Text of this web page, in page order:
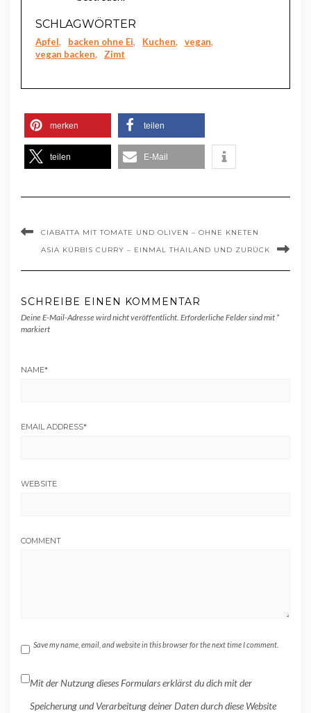
SCHLAGWÖRTER
Apfel, backen ohne Ei, Kuchen, vegan,
vegan backen, Zimt
merken teilen
teilen E-Mail
CIABATTA MIT TOMATE UND OLIVEN – OHNE KNETEN
ASIA KÜRBIS CURRY – EINMAL THAILAND UND ZURÜCK
SCHREIBE EINEN KOMMENTAR
Deine E-Mail-Adresse wird nicht veröffentlicht. Erforderliche Felder sind mit *
markiert
NAME*
EMAIL ADDRESS*
WEBSITE
COMMENT
Save my name, email, and website in this browser for the next time I comment.
Mit der Nutzung dieses Formulars erklärst du dich mit der
Speicherung und Verarbeitung deiner Daten durch diese Website